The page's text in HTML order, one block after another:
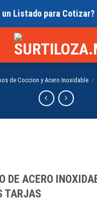
Listado para Cotizar?
de Coccion y Acero Inoxidable /
DE ACERO
TARJAS